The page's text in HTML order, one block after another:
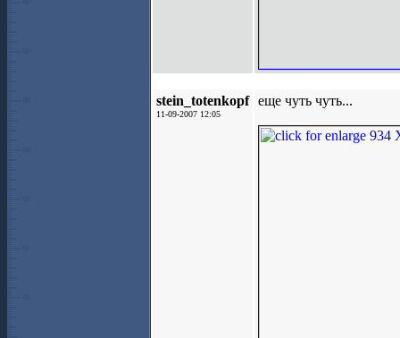
stein_totenkopf
11-09-2007 12:05
еще чуть чуть...